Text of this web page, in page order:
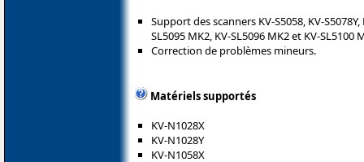
Support des scanners KV-S5058, KV-
SL5095 MK2, KV-SL5096 MK2 et KV-SL5100
Correction de problèmes mineurs.
Matériels supportés
KV-N1028X
KV-N1028Y
KV-N1058X